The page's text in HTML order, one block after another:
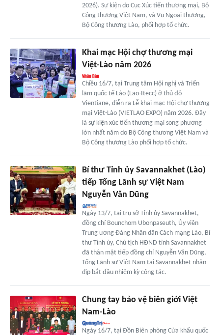
2026). Sự kiện do Cục Xúc tiến thương mại, Bộ
Công thương Việt Nam, và Vụ Ngoại thương,
Bộ Công thương Lào, phối hợp tổ chức.
Khai mạc Hội chợ thương mại
Việt-Lào năm 2026
Chiều 16/7, tại Trung tâm Hội nghị và Triển
lãm quốc tế Lào (Lao-Itecc) ở thủ đô
Vientiane, diễn ra Lễ khai mạc Hội chợ thương
mại Việt-Lào (VIETLAO EXPO) năm 2026. Đây
là sự kiện xúc tiến thương mại song phương
lớn nhất năm do Bộ Công thương Việt Nam và
Bộ Công thương Lào phối hợp tổ chức.
Bí thư Tỉnh ủy Savannakhet (Lào)
tiếp Tổng Lãnh sự Việt Nam
Nguyễn Văn Dũng
Ngày 13/7, tại trụ sở Tỉnh ủy Savannakhet,
đồng chí Bounchom Ubonpaseuth, Ủy viên
Trung ương Đảng Nhân dân Cách mạng Lào, Bí
thư Tỉnh ủy, Chủ tịch HĐND tỉnh Savannakhet
đã thân mật tiếp đồng chí Nguyễn Văn Dũng,
Tổng Lãnh sự Việt Nam tại Savannakhet nhân
dịp bắt đầu nhiệm kỳ công tác.
Chung tay bảo vệ biên giới Việt
Nam-Lào
Ngày 16/7, tại Đồn Biên phòng Cửa khẩu quốc